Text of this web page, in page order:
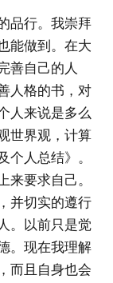
品行。我崇拜
能做到。在大
善自己的人
人格的书，对
人来说是多么
世界观，计算
个人总结》。
来要求自己。
并切实的遵行
。以前只是觉
。现在我理解
而且自身也会